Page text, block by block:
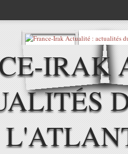
IRAK